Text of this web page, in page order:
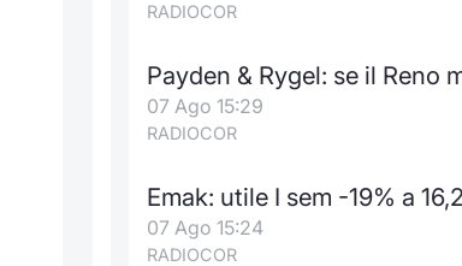
RADIOCOR
Payden & Rygel: se il Reno
07 Ago 15:29
RADIOCOR
Emak: utile I sem -19% a
07 Ago 15:24
RADIOCOR